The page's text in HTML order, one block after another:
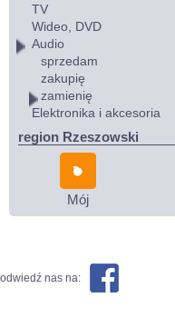
TV
Wideo, DVD
Audio
sprzedam
zakupię
zamienię
Elektronika i akcesoria
region Rzeszowski
Mój
odwiedź nas na: